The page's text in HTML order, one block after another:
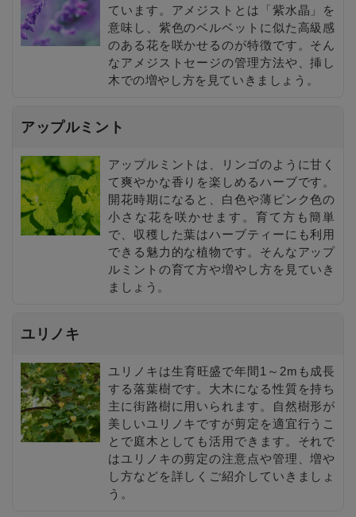
ています。アメジストとは「紫水晶」を
意味し、紫色のベルベットに似た高級感
のある花を咲かせるのが特徴です。そん
なアメジストセージの管理方法や、挿し
木での増やし方を見ていきましょう。
アップルミント
アップルミントは、リンゴのように甘く
て爽やかな香りを楽しめるハーブです。
開花時期になると、白色や薄ピンク色の
小さな花を咲かせます。育て方も簡単
で、収穫した葉はハーブティーにも利用
できる魅力的な植物です。そんなアップ
ルミントの育て方や増やし方を見ていき
ましょう。
ユリノキ
ユリノキは生育旺盛で年間1～2mも成長
する落葉樹です。大木になる性質を持ち
主に街路樹に用いられます。自然樹形が
美しいユリノキですが剪定を適宜行うこ
とで庭木としても活用できます。それで
はユリノキの剪定の注意点や管理、増や
し方などを詳しくご紹介していきましょ
う。